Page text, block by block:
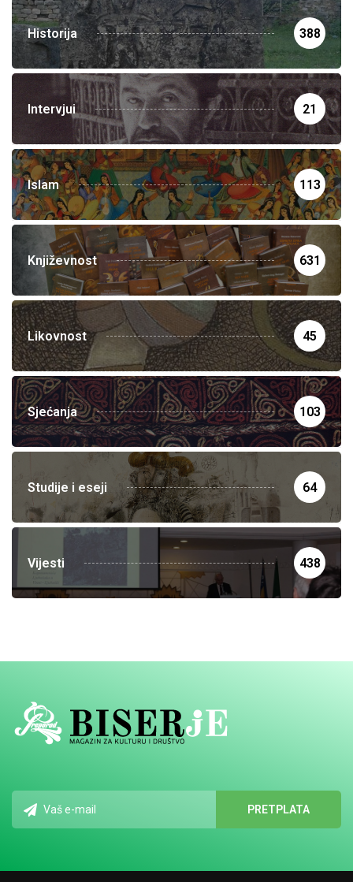
Historija 388
Intervjui 21
Islam 113
Književnost 631
Likovnost 45
Sjećanja 103
Studije i eseji 64
Vijesti 438